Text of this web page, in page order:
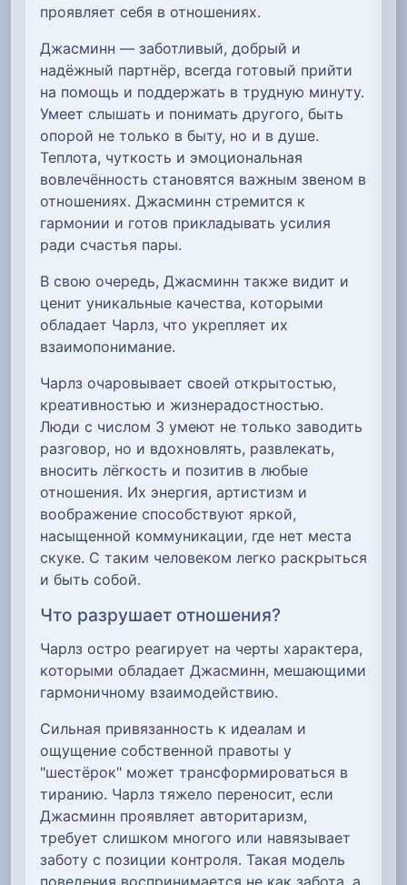
проявляет себя в отношениях.
Джасминн — заботливый, добрый и
надёжный партнёр, всегда готовый прийти
на помощь и поддержать в трудную минуту.
Умеет слышать и понимать другого, быть
опорой не только в быту, но и в душе.
Теплота, чуткость и эмоциональная
вовлечённость становятся важным звеном в
отношениях. Джасминн стремится к
гармонии и готов прикладывать усилия
ради счастья пары.
В свою очередь, Джасминн также видит и
ценит уникальные качества, которыми
обладает Чарлз, что укрепляет их
взаимопонимание.
Чарлз очаровывает своей открытостью,
креативностью и жизнерадостностью.
Люди с числом 3 умеют не только заводить
разговор, но и вдохновлять, развлекать,
вносить лёгкость и позитив в любые
отношения. Их энергия, артистизм и
воображение способствуют яркой,
насыщенной коммуникации, где нет места
скуке. С таким человеком легко раскрыться
и быть собой.
Что разрушает отношения?
Чарлз остро реагирует на черты характера,
которыми обладает Джасминн, мешающими
гармоничному взаимодействию.
Сильная привязанность к идеалам и
ощущение собственной правоты у
"шестёрок" может трансформироваться в
тиранию. Чарлз тяжело переносит, если
Джасминн проявляет авторитаризм,
требует слишком многого или навязывает
заботу с позиции контроля. Такая модель
поведения воспринимается не как забота, а